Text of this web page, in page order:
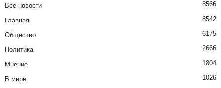
Все новости 8566
Главная 8542
Общество 6175
Политика 2666
Мнение 1804
В мире 1026